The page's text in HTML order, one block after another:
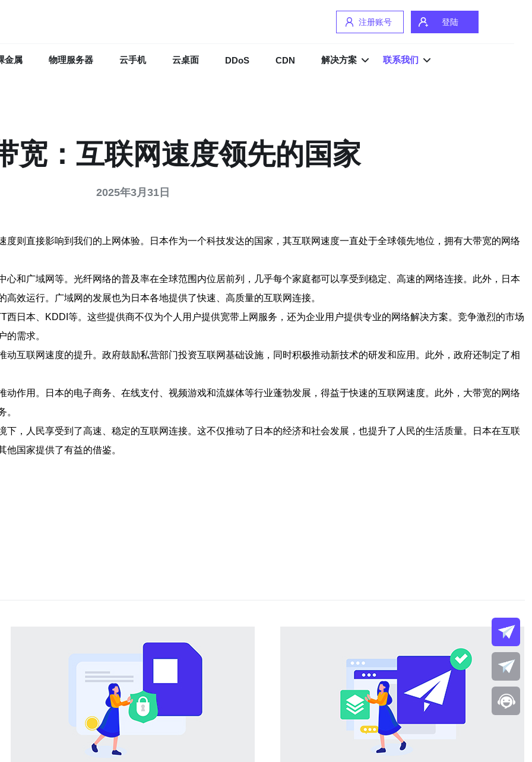
注册账号 登陆
金属 物理服务器 云手机 云桌面 DDoS CDN 解决方案 联系我们
宽：互联网速度领先的国家
2025年3月31日
则直接影响到我们的上网体验。日本作为一个科技发达的国家，其互联网速度一直处于全球领先地位，拥有大带宽的网络
和广域网等。光纤网络的普及率在全球范围内位居前列，几乎每个家庭都可以享受到稳定、高速的网络连接。此外，日本
效运行。广域网的发展也为日本各地提供了快速、高质量的互联网连接。
日本、KDDI等。这些提供商不仅为个人用户提供宽带上网服务，还为企业用户提供专业的网络解决方案。竞争激烈的市场
的需求。
互联网速度的提升。政府鼓励私营部门投资互联网基础设施，同时积极推动新技术的研发和应用。此外，政府还制定了相
作用。日本的电子商务、在线支付、视频游戏和流媒体等行业蓬勃发展，得益于快速的互联网速度。此外，大带宽的网络
。
，人民享受到了高速、稳定的互联网连接。这不仅推动了日本的经济和社会发展，也提升了人民的生活质量。日本在互联
国家提供了有益的借鉴。